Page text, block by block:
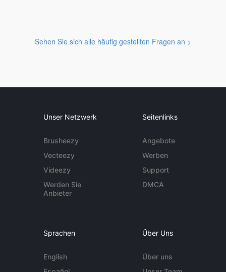
Sehen Sie sich alle häufig gestellten Fragen an >
Unser Netzwerk
Brusheezy
Vecteezy
Videezy
Werden Sie
Anbieter
Seitenlinks
Angebote
Werben
Support
DMCA
Sprachen
English
Über Uns
Über uns